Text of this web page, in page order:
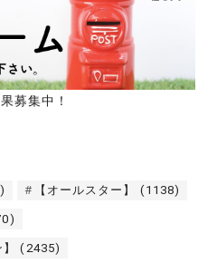
募集中！
【オールスター】 (1138)
(2435)